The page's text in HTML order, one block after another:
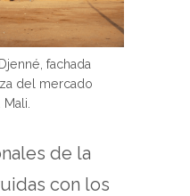
fachada
del mercado
de la
con los